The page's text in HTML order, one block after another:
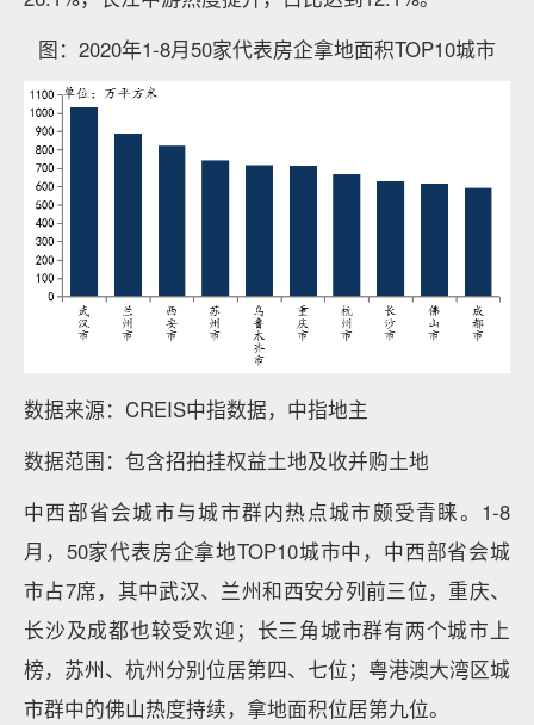
图：2020年1-8月50家代表房企拿地面积TOP10城市
数据来源：CREIS中指数据，中指地主
数据范围：包含招拍挂权益土地及收并购土地
中西部省会城市与城市群内热点城市颇受青睐。1-8
月，50家代表房企拿地TOP10城市中，中西部省会城
市占7席，其中武汉、兰州和西安分列前三位，重庆、
长沙及成都也较受欢迎；长三角城市群有两个城市上
榜，苏州、杭州分别位居第四、七位；粤港澳大湾区城
市群中的佛山热度持续，拿地面积位居第九位。